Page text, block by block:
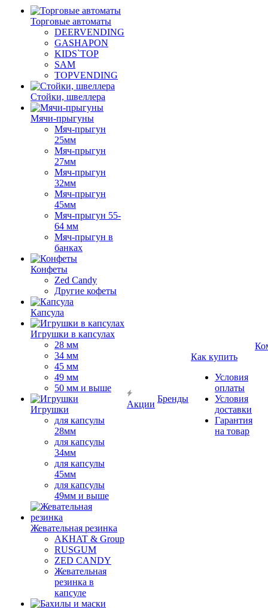
Торговые автоматы
DEERVENDING
GASHAPON
KIDS`TOP
SAM
TOPVENDING
Стойки, швеллера
Мячи-прыгуны
Мяч-прыгун
25мм
Мяч-прыгун
27мм
Мяч-прыгун
32мм
Мяч-прыгун
45мм
Мяч-прыгун 55-
64 мм
Мяч-прыгун в
банках
Конфеты
Zed Candy
Другие кофеты
Капсула
Игрушки в капсулах
28 мм
34 мм
45 мм
49 мм
50 мм и выше
Игрушки
для капсулы
28мм
для капсулы
34мм
для капсулы
45мм
для капсулы
49мм и выше
Жевательная резинка
AKHAT & Group
RUSGUM
ZED CANDY
Жевательная
резинка в
капсуле
Акции
Бренды
Как купить
Условия
оплаты
Условия
доставки
Гарантия
на товар